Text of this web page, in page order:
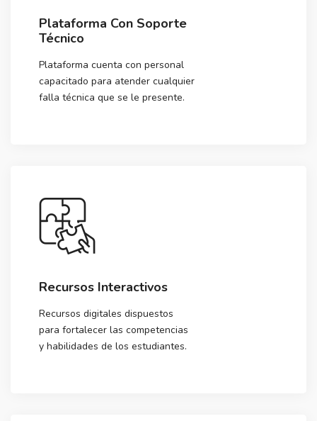
Plataforma Con Soporte
Técnico
Plataforma cuenta con personal
capacitado para atender cualquier
falla técnica que se le presente.
Recursos Interactivos
Recursos digitales dispuestos
para fortalecer las competencias
y habilidades de los estudiantes.